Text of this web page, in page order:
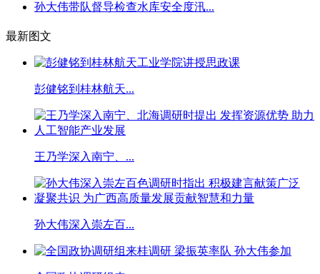
孙大伟带队督导检查水库安全度汛...
最新图文
彭健铭到桂林航天...
王乃学深入南宁、...
孙大伟深入崇左百...